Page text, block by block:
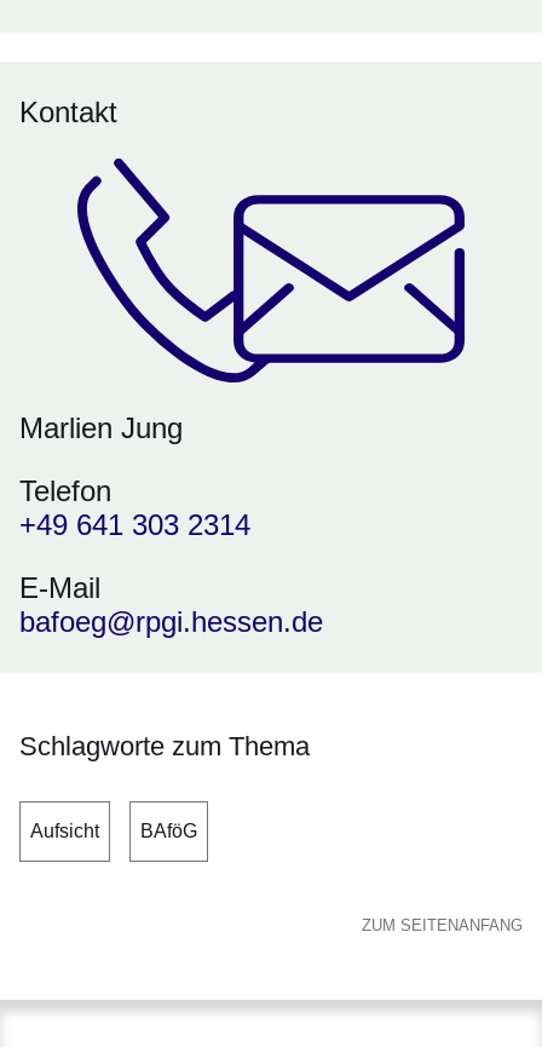
Kontakt
Marlien Jung
Telefon
+49 641 303 2314
E-Mail
bafoeg@rpgi.hessen.de
Schlagworte zum Thema
Aufsicht BAföG
ZUM SEITENANFANG